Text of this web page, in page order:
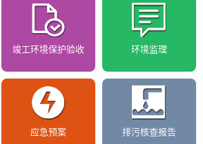
竣工环境保护验收 环境监理
应急预案 排污核查报告